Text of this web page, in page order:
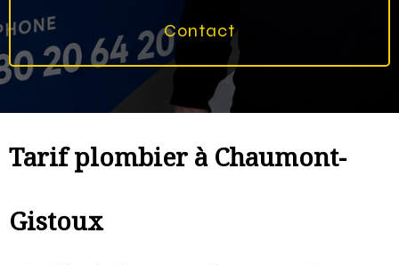
Contact
Tarif plombier à Chaumont-
Gistoux